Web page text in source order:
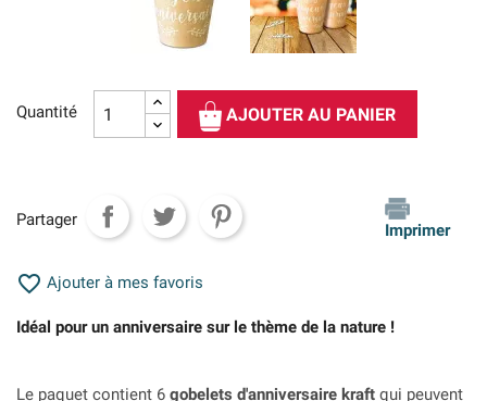
Quantité AJOUTER AU PANIER
Partager
Imprimer
 Ajouter à mes favoris
Idéal pour un anniversaire sur le thème de la nature !
Le paquet contient 6 gobelets d'anniversaire kraft qui peuvent